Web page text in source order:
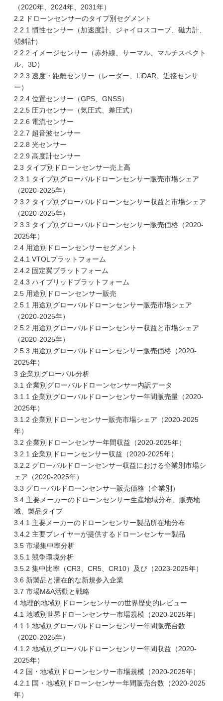
（2020年、2024年、2031年）
2.2 ドローンセンサーのタイプ別セグメント
2.2.1 慣性センサー（加速度計、ジャイロスコープ、磁力計、
傾斜計）
2.2.2 イメージセンサー（赤外線、サーマル、マルチスペクト
ル、3D）
2.2.3 速度・距離センサー（レーダー、LiDAR、近接センサ
ー）
2.2.4 位置センサー（GPS、GNSS）
2.2.5 圧力センサー（気圧式、差圧式）
2.2.6 電流センサー
2.2.7 超音波センサー
2.2.8 光センサー
2.2.9 高度計センサー
2.3 タイプ別ドローンセンサー売上高
2.3.1 タイプ別グローバルドローンセンサー販売市場シェア
（2020-2025年）
2.3.2 タイプ別グローバルドローンセンサー収益と市場シェア
（2020-2025年）
2.3.3 タイプ別グローバルドローンセンサー販売価格（2020-
2025年）
2.4 用途別ドローンセンサーセグメント
2.4.1 VTOLプラットフォーム
2.4.2 固定翼プラットフォーム
2.4.3 ハイブリッドプラットフォーム
2.5 用途別ドローンセンサー販売
2.5.1 用途別グローバルドローンセンサー販売市場シェア
（2020-2025年）
2.5.2 用途別グローバルドローンセンサー収益と市場シェア
（2020-2025年）
2.5.3 用途別グローバルドローンセンサー販売価格（2020-
2025年）
3 企業別グローバル分析
3.1 企業別グローバルドローンセンサー内訳データ
3.1.1 企業別グローバルドローンセンサー年間販売量（2020-
2025年）
3.1.2 企業別ドローンセンサー販売市場シェア（2020-2025
年）
3.2 企業別ドローンセンサー年間収益（2020-2025年）
3.2.1 企業別ドローンセンサー収益（2020-2025年）
3.2.2 グローバルドローンセンサー収益における企業別市場シ
ェア（2020-2025年）
3.3 グローバルドローンセンサー販売価格（企業別）
3.4 主要メーカーのドローンセンサー生産地域分布、販売地
域、製品タイプ
3.4.1 主要メーカーのドローンセンサー製品所在地分布
3.4.2 主要プレイヤーが提供するドローンセンサー製品
3.5 市場集中率分析
3.5.1 競争環境分析
3.5.2 集中比率（CR3、CR5、CR10）及び（2023-2025年）
3.6 新製品と潜在的な新規参入企業
3.7 市場M&A活動と戦略
4 地理的地域別ドローンセンサーの世界歴史的レビュー
4.1 地域別世界ドローンセンサー市場規模（2020-2025年）
4.1.1 地域別グローバルドローンセンサー年間販売台数
（2020-2025年）
4.1.2 地域別グローバルドローンセンサー年間収益（2020-
2025年）
4.2 国・地域別ドローンセンサー市場規模（2020-2025年）
4.2.1 国・地域別ドローンセンサー年間販売台数（2020-2025
年）